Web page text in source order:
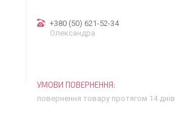
+380 (50) 621-52-34
Олександра
повернення товару протягом 14 днів